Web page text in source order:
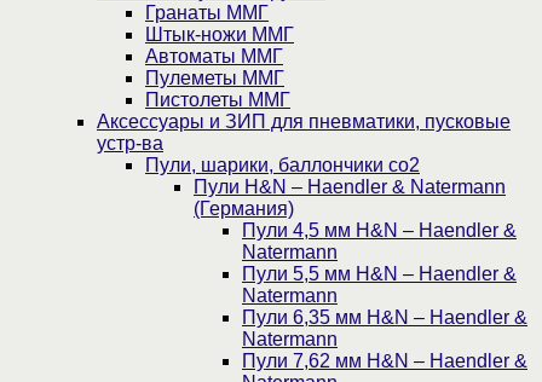
Гранаты ММГ
Штык-ножи ММГ
Автоматы ММГ
Пулеметы ММГ
Пистолеты ММГ
Аксессуары и ЗИП для пневматики, пусковые
устр-ва
Пули, шарики, баллончики со2
Пули H&N – Haendler & Natermann
(Германия)
Пули 4,5 мм H&N – Haendler &
Natermann
Пули 5,5 мм H&N – Haendler &
Natermann
Пули 6,35 мм H&N – Haendler &
Natermann
Пули 7,62 мм H&N – Haendler &